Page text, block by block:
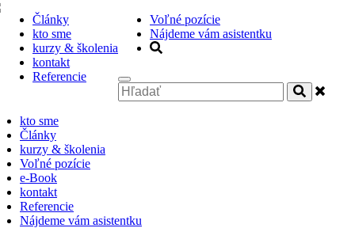
Články
kto sme
kurzy & školenia
kontakt
Referencie
Voľné pozície
Nájdeme vám asistentku
kto sme
Články
kurzy & školenia
Voľné pozície
e-Book
kontakt
Referencie
Nájdeme vám asistentku